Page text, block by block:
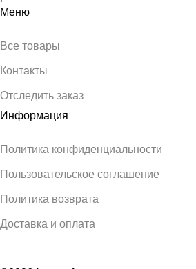
Меню
Все товары
Контакты
Отследить заказ
Информация
Политика конфиденциальности
Пользовательское соглашение
Политика возврата
Доставка и оплата